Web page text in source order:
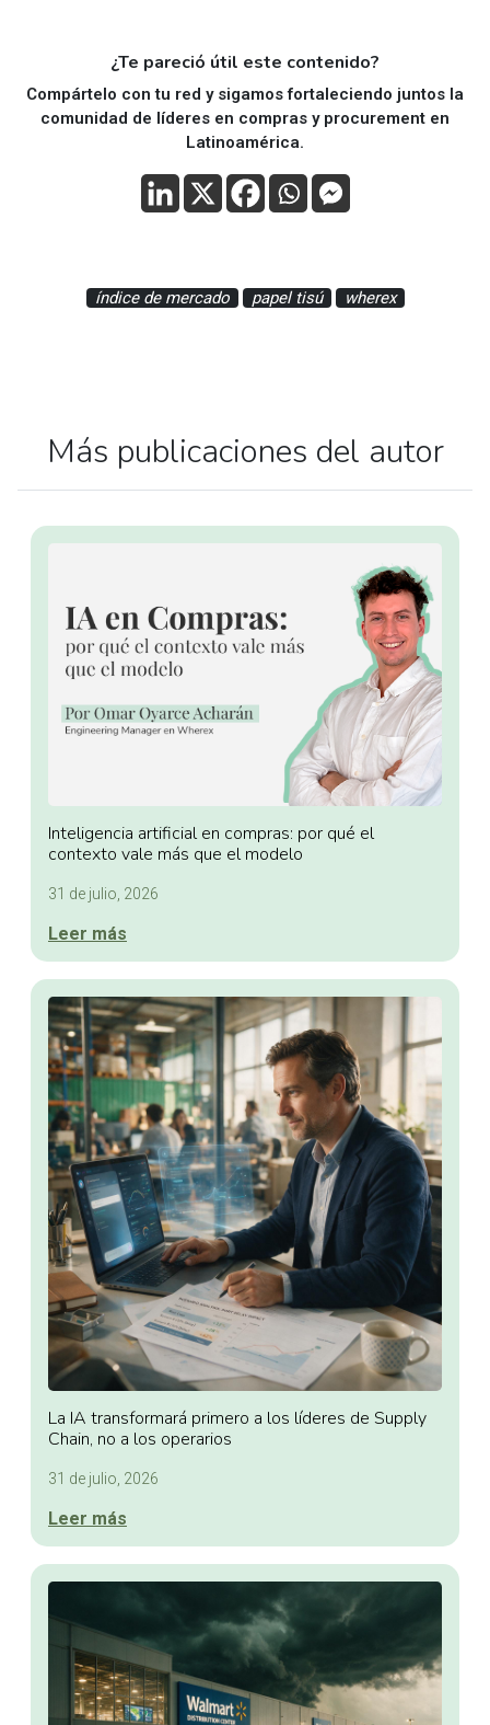
¿Te pareció útil este contenido?
Compártelo con tu red y sigamos fortaleciendo juntos la
comunidad de líderes en compras y procurement en
Latinoamérica.
índice de mercado papel tisú wherex
Más publicaciones del autor
Inteligencia artificial en compras: por qué el
contexto vale más que el modelo
31 de julio, 2026
Leer más
La IA transformará primero a los líderes de Supply
Chain, no a los operarios
31 de julio, 2026
Leer más